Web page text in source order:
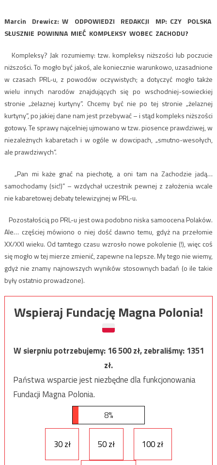
Marcin Drewicz: W ODPOWIEDZI REDAKCJI MP: CZY POLSKA
SŁUSZNIE POWINNA MIEĆ KOMPLEKSY WOBEC ZACHODU?
Kompleksy? Jak rozumiemy: tzw. kompleksy niższości lub poczucie
niższości. To mogło być jakoś, ale koniecznie warunkowo, uzasadnione
w czasach PRL-u, z powodów oczywistych; a dotyczyć mogło także
wielu innych narodów znajdujących się po wschodniej-sowieckiej
stronie „żelaznej kurtyny”. Chcemy być nie po tej stronie „żelaznej
kurtyny”, po jakiej dane nam jest przebywać – i stąd kompleks niższości
gotowy. Te sprawy najcelniej ujmowano w tzw. piosence prawdziwej, w
niezależnych kabaretach i w ogóle w dowcipach, „smutno-wesołych,
ale prawdziwych”.
„Pan mi każe gnać na piechotę, a oni tam na Zachodzie jadą…
samochodamy (sic!)” – wzdychał uczestnik pewnej z założenia wcale
nie kabaretowej debaty telewizyjnej w PRL-u.
Pozostałością po PRL-u jest owa podobno niska samoocena Polaków.
Ale… częściej mówiono o niej dość dawno temu, gdyż na przełomie
XX/XXI wieku. Od tamtego czasu wzrosło nowe pokolenie (!), więc coś
się mogło w tej mierze zmienić, zapewne na lepsze. My tego nie wiemy,
gdyż nie znamy najnowszych wyników stosownych badań (o ile takie
były ostatnio prowadzone).
Wspieraj Fundację Magna Polonia!
W sierpniu potrzebujemy:16 500zł, zebraliśmy:1351
zł.
Państwa wsparcie jest niezbędne dla funkcjonowania
Fundacji Magna Polonia.
8%
30 zł 50 zł 100 zł